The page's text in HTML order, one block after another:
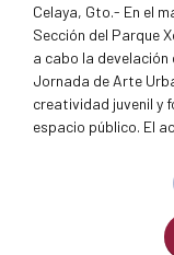
Celaya, Gto.- En el
Sección del Parque
a cabo la
Jornada de Arte
creatividad juvenil y
espacio público. El